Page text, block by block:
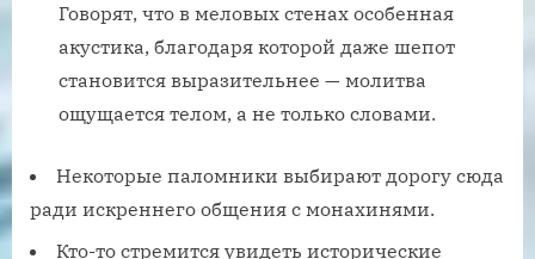
Говорят, что в меловых стенах особенная
акустика, благодаря которой даже шепот
становится выразительнее — молитва
ощущается телом, а не только словами.
Некоторые паломники выбирают дорогу сюда
ради искреннего общения с монахинями.
Кто-то стремится увидеть исторические